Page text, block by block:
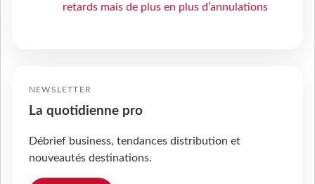
retards mais de plus en plus d’annulations
NEWSLETTER
La quotidienne pro
Débrief business, tendances distribution et
nouveautés destinations.